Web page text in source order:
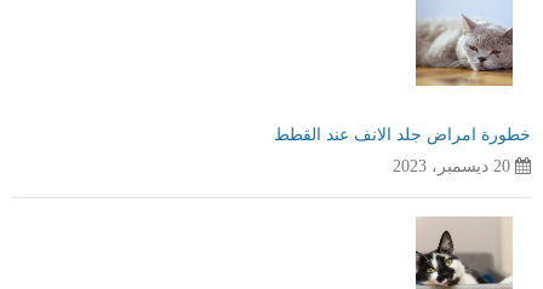
خطورة امراض جلد الانف عند القطط
20 ديسمبر، 2023